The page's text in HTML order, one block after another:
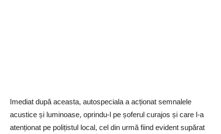
Imediat după aceasta, autospeciala a acționat semnalele
acustice și luminoase, oprindu-l pe șoferul curajos și care l-a
atenționat pe polițistul local, cel din urmă fiind evident supărat